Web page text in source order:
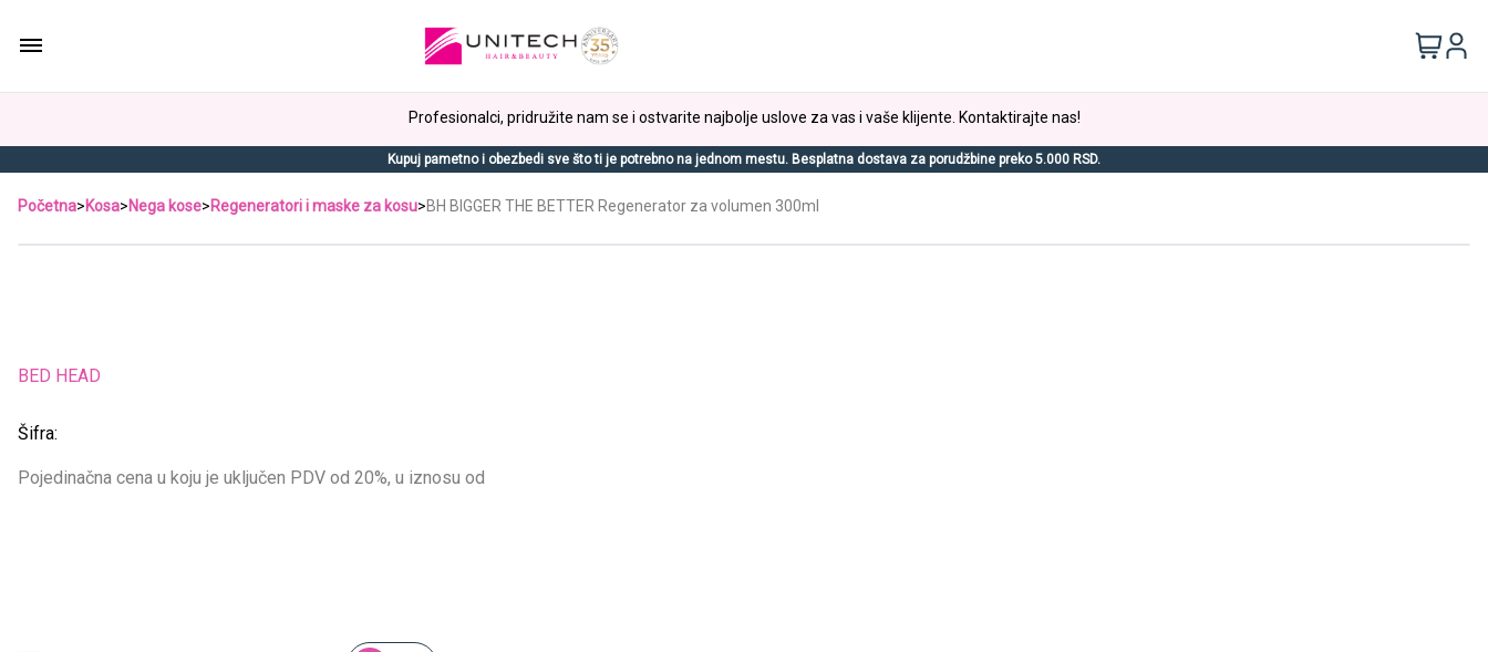
Profesionalci, pridružite nam se i ostvarite najbolje uslove za vas i vaše klijente. Kontaktirajte nas!
Kupuj pametno i obezbedi sve što ti je potrebno na jednom mestu. Besplatna dostava za porudžbine preko 5.000 RSD.
Početna>Kosa>Nega kose>Regeneratori i maske za kosu>BH BIGGER THE BETTER Regenerator za volumen 300ml
BED HEAD
Šifra:
Pojedinačna cena u koju je uključen PDV od 20%, u iznosu od